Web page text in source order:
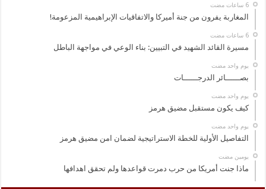
‏6 ساعات مضت
المغاربة يفرون من جنة أميركا والاتفاقيات الإبراهيمية المزعومة!
‏6 ساعات مضت
مسيرة القائد الشهيد في التبيين: بناء الوعي في مواجهة الباطل
‏يوم واحد مضت
بصــــــائر الدرجــــــات
‏يوم واحد مضت
كيف يكون مستقبل مضيق هرمز
‏يوم واحد مضت
التفاصيل الأولية للخطة الاستراتيجية لضمان امن مضيق هرمز
‏يومين مضت
ماذا جنت أمريكا من حرب دمرت قواعدها ولم تحقق اهدافها